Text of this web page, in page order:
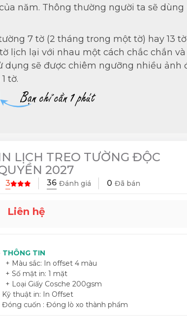
năm. Thông thường người ta sẽ
7 tờ (2 tháng trong một tờ) hay 13
lịch lại với nhau một cách chắc chắn
dụng sẽ được chiêm ngưỡng nhiều ảnh
tờ.
LỊCH TREO TƯỜNG ĐỘC
2027
3 36 Đánh giá 0 Đã bán
Liên hệ
THÔNG TIN
+ Màu sắc: In offset 4 màu
+ Số mặt in: 1 mặt
+ Loại Giấy Cosche 200gsm
Kỹ thuật in: In Offset
Đóng cuốn : Đóng lò xo thành phẩm